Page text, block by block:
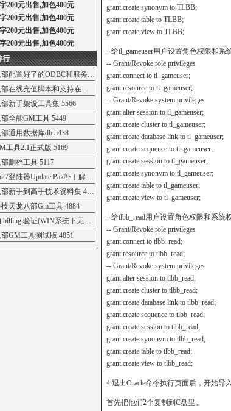
200元出售,加色400元
200元出售,加色400元
200元出售,加色400元
200元出售,加色400元
行
天龙八部配置好了的ODBC和服务端配置文件
5781
天龙八部在线充值脚本和支持在线充值的
5609
新手架设工具集5566
部全能GM工具5449
通用数据库db5438
工具2.1正式版 5169
删档工具5117
兼容9527登陆器Update.Pak补丁解包打包器
5058
新手到高手技术资料集4937
天龙八部Gm工具4884
四孔的 billing 验证(WIN系统下无限制版)
4882
GM工具测试版 4851
grant create synonym to TLBB;
grant create table to TLBB;
grant create view to TLBB;
--给tl_gameuser用户设置角色权限和系
-- Grant/Revoke role privileges
grant connect to tl_gameuser;
grant resource to tl_gameuser;
-- Grant/Revoke system privileges
grant alter session to tl_gameuser;
grant create cluster to tl_gameuser;
grant create database link to tl_gameuser;
grant create sequence to tl_gameuser;
grant create session to tl_gameuser;
grant create synonym to tl_gameuser;
grant create table to tl_gameuser;
grant create view to tl_gameuser;
--给tlbb_read用户设置角色权限和系统
-- Grant/Revoke role privileges
grant connect to tlbb_read;
grant resource to tlbb_read;
-- Grant/Revoke system privileges
grant alter session to tlbb_read;
grant create cluster to tlbb_read;
grant create database link to tlbb_read;
grant create sequence to tlbb_read;
grant create session to tlbb_read;
grant create synonym to tlbb_read;
grant create table to tlbb_read;
grant create view to tlbb_read;
4.退出Oracle命令执行页面后，开始导
首先把他们2个复制到C盘里。